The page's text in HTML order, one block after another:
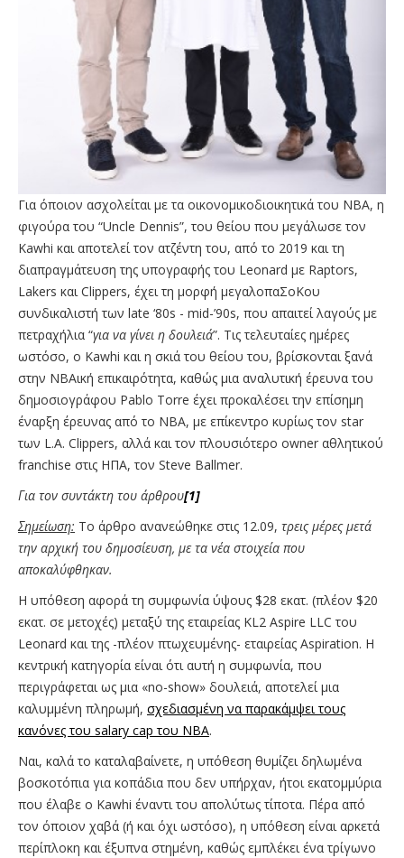
Για όποιον ασχολείται με τα οικονομικοδιοικητικά του NBA, η
φιγούρα του “Uncle Dennis”, του θείου που μεγάλωσε τον
Kawhi και αποτελεί τον ατζέντη του, από το 2019 και τη
διαπραγμάτευση της υπογραφής του Leonard με Raptors,
Lakers και Clippers, έχει τη μορφή μεγαλοπαΣοΚου
συνδικαλιστή των late ‘80s - mid-’90s, που απαιτεί λαγούς με
πετραχήλια “για να γίνει η δουλειά”. Τις τελευταίες ημέρες
ωστόσο, ο Kawhi και η σκιά του θείου του, βρίσκονται ξανά
στην NBAική επικαιρότητα, καθώς μια αναλυτική έρευνα του
δημοσιογράφου Pablo Torre έχει προκαλέσει την επίσημη
έναρξη έρευνας από το NBA, με επίκεντρο κυρίως τον star
των L.A. Clippers, αλλά και τον πλουσιότερο owner αθλητικού
franchise στις ΗΠΑ, τον Steve Ballmer.
Για τον συντάκτη του άρθρου[1]
Σημείωση: Το άρθρο ανανεώθηκε στις 12.09, τρεις μέρες μετά
την αρχική του δημοσίευση, με τα νέα στοιχεία που
αποκαλύφθηκαν.
Η υπόθεση αφορά τη συμφωνία ύψους $28 εκατ. (πλέον $20
εκατ. σε μετοχές) μεταξύ της εταιρείας KL2 Aspire LLC του
Leonard και της -πλέον πτωχευμένης- εταιρείας Aspiration. Η
κεντρική κατηγορία είναι ότι αυτή η συμφωνία, που
περιγράφεται ως μια «no-show» δουλειά, αποτελεί μια
καλυμμένη πληρωμή, σχεδιασμένη να παρακάμψει τους
κανόνες του salary cap του NBA.
Ναι, καλά το καταλαβαίνετε, η υπόθεση θυμίζει δηλωμένα
βοσκοτόπια για κοπάδια που δεν υπήρχαν, ήτοι εκατομμύρια
που έλαβε ο Kawhi έναντι του απολύτως τίποτα. Πέρα από
τον όποιον χαβά (ή και όχι ωστόσο), η υπόθεση είναι αρκετά
περίπλοκη και έξυπνα στημένη, καθώς εμπλέκει ένα τρίγωνο